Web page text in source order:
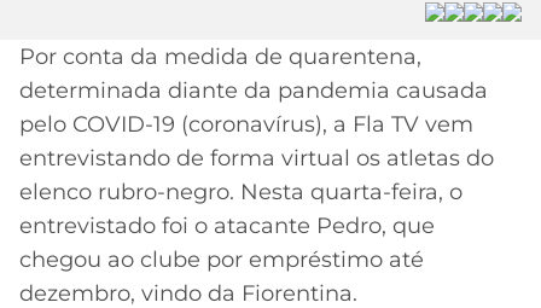
BETBOOM
CÓDIGO
DE
INDICAÇÃO
BET365
CÓDIGO
BETANO
PALMEIRAS
CORINTHIANS
SÃO
PAULO
SANTOS
SÉRIE
A
LIBERTADORES
COPA
DO
BRASIL
ESPORTIVA
MERCADO
DA
BOLA
PALPITES
Por conta da medida de quarentena,
determinada diante da pandemia causada
pelo COVID-19 (coronavírus), a Fla TV vem
entrevistando de forma virtual os atletas do
elenco rubro-negro. Nesta quarta-feira, o
entrevistado foi o atacante Pedro, que
chegou ao clube por empréstimo até
dezembro, vindo da Fiorentina.